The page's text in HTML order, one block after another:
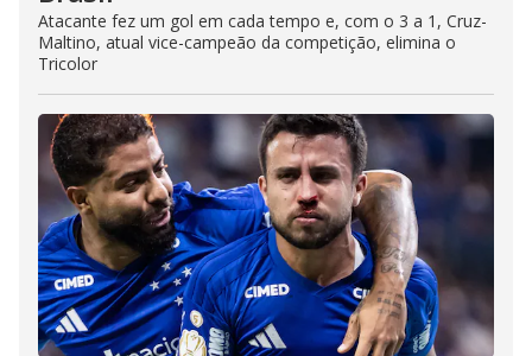
Atacante fez um gol em cada tempo e, com o 3 a 1, Cruz-
Maltino, atual vice-campeão da competição, elimina o
Tricolor